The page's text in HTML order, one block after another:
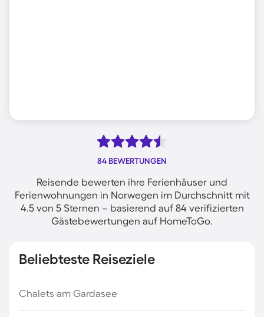
84 BEWERTUNGEN
Reisende bewerten ihre Ferienhäuser und
Ferienwohnungen in Norwegen im Durchschnitt mit
4.5 von 5 Sternen – basierend auf 84 verifizierten
Gästebewertungen auf HomeToGo.
Beliebteste Reiseziele
Chalets am Gardasee